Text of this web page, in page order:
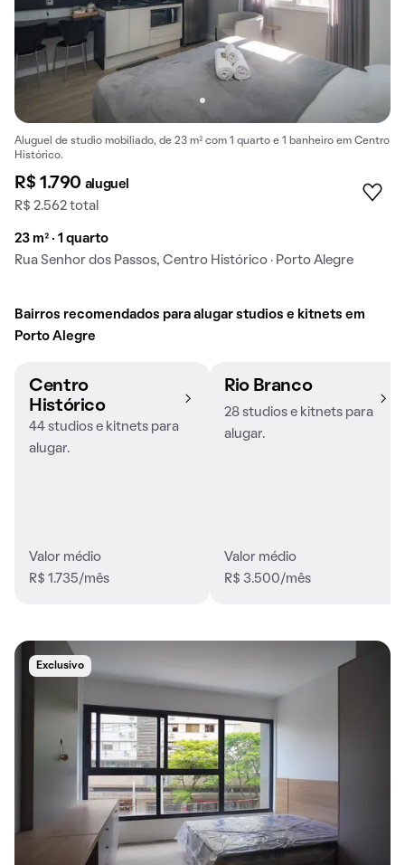
Aluguel de studio mobiliado, de 23 m² com 1 quarto e 1 banheiro em Centro
Histórico.
R$ 1.790 aluguel
R$ 2.562 total
23 m² · 1 quarto
Rua Senhor dos Passos, Centro Histórico · Porto Alegre
Bairros recomendados para alugar studios e kitnets em
Porto Alegre
Centro
Histórico
44 studios e kitnets para
alugar.
Valor médio
R$ 1.735/mês
Rio Branco
28 studios e kitnets para
alugar.
Valor médio
R$ 3.500/mês
Exclusivo